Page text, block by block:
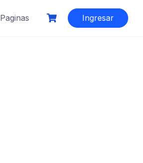
Paginas Ingresar